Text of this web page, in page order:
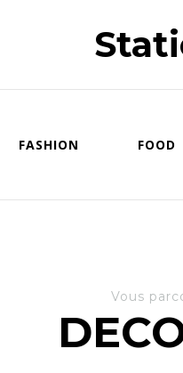
FASHION FOOD
Vous